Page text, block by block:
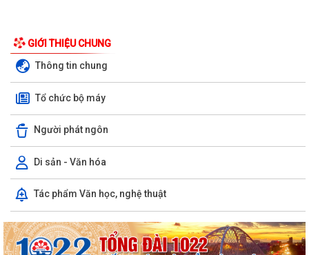
GIỚI THIỆU CHUNG
Thông tin chung
Tổ chức bộ máy
Người phát ngôn
Di sản - Văn hóa
Tác phẩm Văn học, nghệ thuật